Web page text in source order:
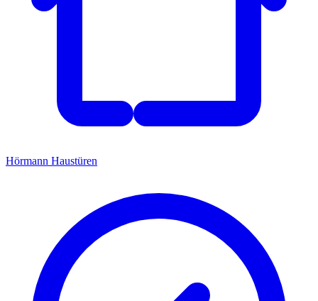
Hörmann Haustüren